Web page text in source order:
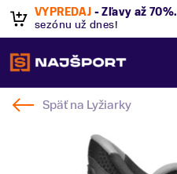
VÝPREDAJ - Zľavy až 70%.
sezónu už dnes!
Späť na Lyžiarky